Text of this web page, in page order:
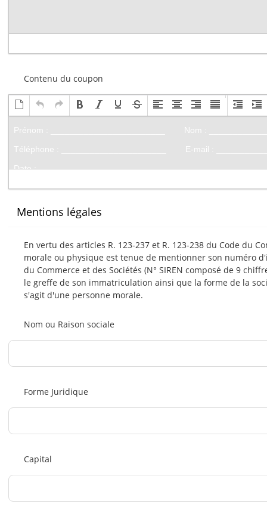
Contenu du coupon
Mentions légales
En vertu des articles R. 123-237 et R. 123-238 du Code du
morale ou physique est tenue de mentionner son numéro
du Commerce et des Sociétés (N° SIREN composé de 9
le greffe de son immatriculation ainsi que la forme de la
s'agit d'une personne morale.
Nom ou Raison sociale
Forme Juridique
Capital